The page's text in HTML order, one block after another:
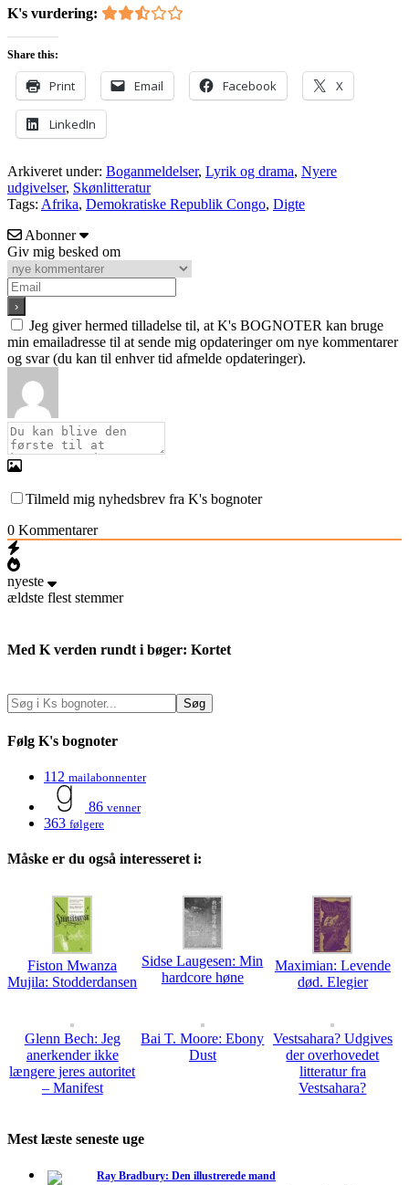
K's vurdering:
Share this:
Print Email Facebook X
LinkedIn
Arkiveret under: Boganmeldelser, Lyrik og drama, Nyere
udgivelser, Skønlitteratur
Tags: Afrika, Demokratiske Republik Congo, Digte
Abonner
Giv mig besked om
Jeg giver hermed tilladelse til, at K's BOGNOTER kan bruge
min emailadresse til at sende mig opdateringer om nye kommentarer
og svar (du kan til enhver tid afmelde opdateringer).
Tilmeld mig nyhedsbrev fra K's bognoter
0 Kommentarer
nyeste
ældste flest stemmer
Med K verden rundt i bøger: Kortet
Følg K's bognoter
112 mailabonnenter
86 venner
363 følgere
Måske er du også interesseret i:
Fiston Mwanza
Mujila: Stodderdansen
Sidse Laugesen: Min
hardcore høne
Maximian: Levende
død. Elegier
Glenn Bech: Jeg
anerkender ikke
længere jeres autoritet
– Manifest
Bai T. Moore: Ebony
Dust
Vestsahara? Udgives
der overhovedet
litteratur fra
Vestsahara?
Mest læste seneste uge
Ray Bradbury: Den illustrerede mand